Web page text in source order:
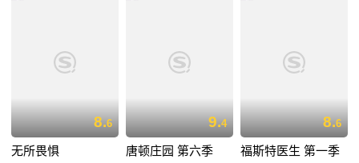
8.6
无所畏惧
9.4
唐顿庄园 第六季
8.6
福斯特医生 第一季